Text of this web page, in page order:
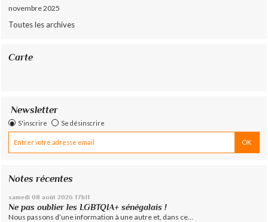
novembre 2025
Toutes les archives
Carte
Newsletter
S'inscrire Se désinscrire
Notes récentes
samedi 08 août 2026 17h11
Ne pas oublier les LGBTQIA+ sénégalais !
Nous passons d’une information à une autre et, dans ce...